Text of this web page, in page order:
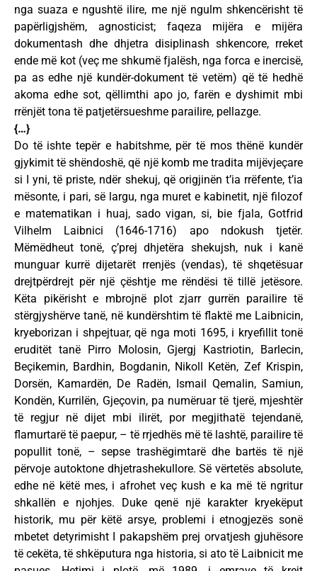
nga suaza e ngushtë ilire, me një ngulm shkencërisht të
papërligjshëm, agnosticist; faqeza mijëra e mijëra
dokumentash dhe dhjetra disiplinash shkencore, rreket
ende më kot (veç me shkumë fjalësh, nga forca e inercisë,
pa as edhe një kundër-dokument të vetëm) që të hedhë
akoma edhe sot, qëllimthi apo jo, farën e dyshimit mbi
rrënjët tona të patjetërsueshme parailire, pellazge.
{…}
Do të ishte tepër e habitshme, për të mos thënë kundër
gjykimit të shëndoshë, që një komb me tradita mijëvjeçare
si I yni, të priste, ndër shekuj, që origjinën t’ia rrëfente, t’ia
mësonte, i pari, së largu, nga muret e kabinetit, një filozof
e matematikan i huaj, sado vigan, si, bie fjala, Gotfrid
Vilhelm Laibnici (1646-1716) apo ndokush tjetër.
Mëmëdheut tonë, ç’prej dhjetëra shekujsh, nuk i kanë
munguar kurrë dijetarët rrenjës (vendas), të shqetësuar
drejtpërdrejt për një çështje me rëndësi të tillë jetësore.
Këta pikërisht e mbrojnë plot zjarr gurrën parailire të
stërgjyshërve tanë, në kundërshtim të flaktë me Laibnicin,
kryeborizan i shpejtuar, që nga moti 1695, i kryefillit tonë
eruditët tanë Pirro Molosin, Gjergj Kastriotin, Barlecin,
Beçikemin, Bardhin, Bogdanin, Nikoll Ketën, Zef Krispin,
Dorsën, Kamardën, De Radën, Ismail Qemalin, Samiun,
Kondën, Kurrilën, Gjeçovin, pa numëruar të tjerë, mjeshtër
të regjur në dijet mbi ilirët, por megjithatë tejendanë,
flamurtarë të paepur, – të rrjedhës më të lashtë, parailire të
popullit tonë, – sepse trashëgimtarë dhe bartës të një
përvoje autoktone dhjetrashekullore. Së vërtetës absolute,
edhe në këtë mes, i afrohet veç kush e ka më të ngritur
shkallën e njohjes. Duke qenë një karakter kryekëput
historik, mu për këtë arsye, problemi i etnogjezës sonë
mbetet detyrimisht I pakapshëm prej orvatjesh gjuhësore
të cekëta, të shkëputura nga historia, si ato të Laibnicit me